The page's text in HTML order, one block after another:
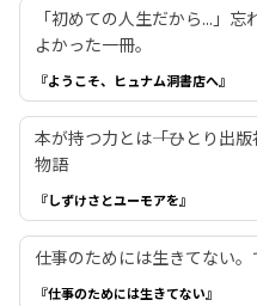
「初めての人生だから...」
よかった一冊。
『ようこそ、ヒュナム洞書店へ』
本が持つ力とは――「ひとり出
物語
『しずけさとユーモアを』
仕事のためには生きてない。
『仕事のためには生きてない』